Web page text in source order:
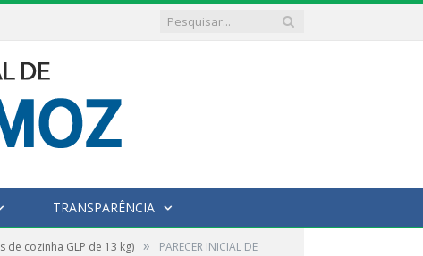
TRANSPARÊNCIA
de cozinha GLP de 13 kg) » PARECER INICIAL DE